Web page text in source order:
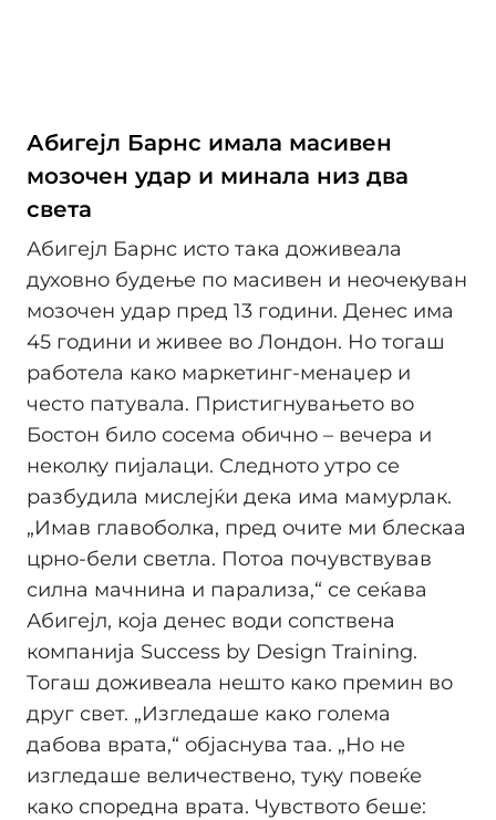
Абигејл Барнс имала масивен
мозочен удар и минала низ два
света
Абигејл Барнс исто така доживеала
духовно будење по масивен и неочекуван
мозочен удар пред 13 години. Денес има
45 години и живее во Лондон. Но тогаш
работела како маркетинг-менаџер и
често патувала. Пристигнувањето во
Бостон било сосема обично – вечера и
неколку пијалаци. Следното утро се
разбудила мислејќи дека има мамурлак.
„Имав главоболка, пред очите ми блескаа
црно-бели светла. Потоа почувствував
силна мачнина и парализа,“ се сеќава
Абигејл, која денес води сопствена
компанија Success by Design Training.
Тогаш доживеала нешто како премин во
друг свет. „Изгледаше како голема
дабова врата,“ објаснува таа. „Но не
изгледаше величествено, туку повеќе
како споредна врата. Чувството беше: